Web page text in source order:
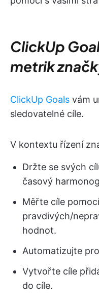
ClickUp
metrik
ClickUp Goals vám
sledovatelné cíle.
V kontextu řízení
Držte se svých
časový
Měřte cíle
pravdivých/
hodnot.
Automatizujte
Vytvořte cíle
do cíle.